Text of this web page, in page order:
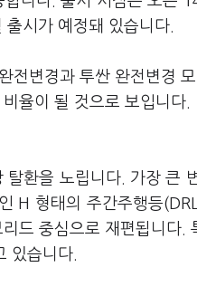
시가 예정돼 있습니다.
전변경과 투싼 완전변경
율이 될 것으로 보입니다
환을 노립니다. 가장 큰
H 형태의 주간주행등
드 중심으로 재편됩니다.
있습니다.